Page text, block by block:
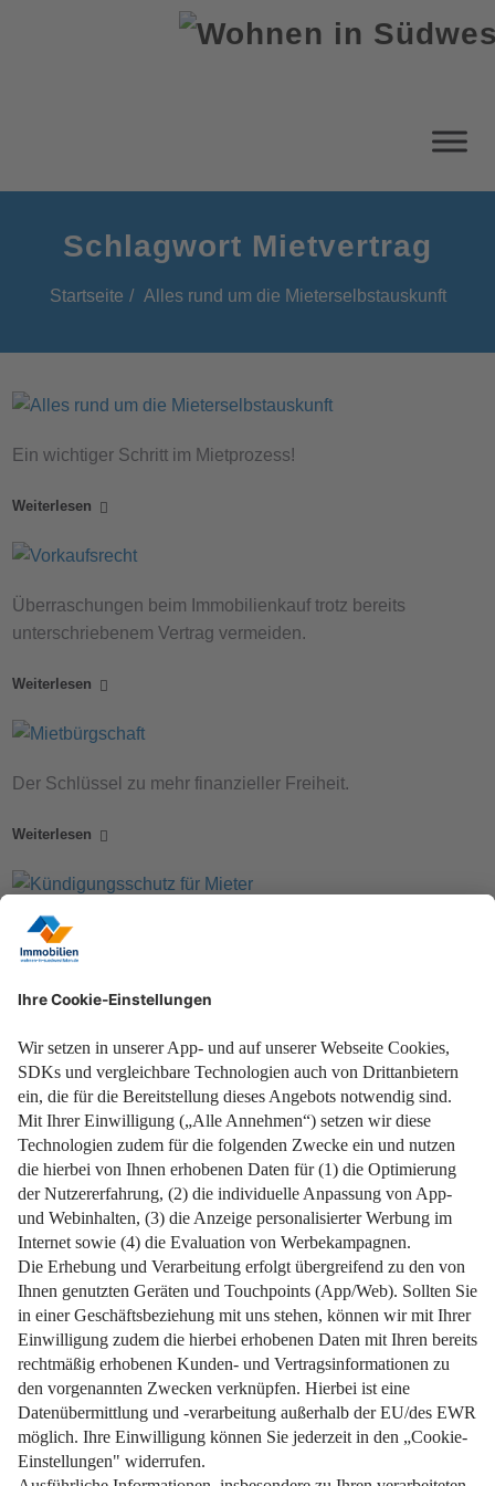
Schlagwort Mietvertrag
Startseite Alles rund um die Mieterselbstauskunft
Ein wichtiger Schritt im Mietprozess!
Weiterlesen
Überraschungen beim Immobilienkauf trotz bereits
unterschriebenem Vertrag vermeiden.
Weiterlesen
Der Schlüssel zu mehr finanzieller Freiheit.
Weiterlesen
Wie Sie sich vor ungerechtfertigten Kündigungen schützen.
Barkaution, Mietkautionskonto oder Kautionsbürgschaft?
Weiterlesen
Impressum Datenschutz Nutzungsbedingungen
Pflichtinformationen AGB Über uns Bildquellen